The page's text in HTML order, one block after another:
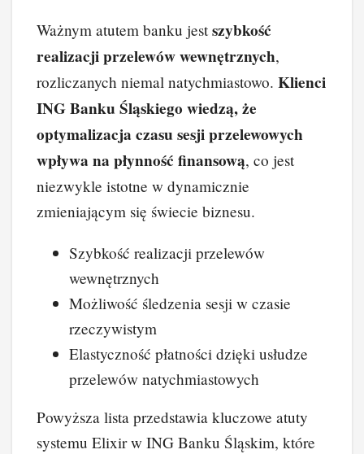
Ważnym atutem banku jest szybkość
realizacji przelewów wewnętrznych,
rozliczanych niemal natychmiastowo. Klienci
ING Banku Śląskiego wiedzą, że
optymalizacja czasu sesji przelewowych
wpływa na płynność finansową, co jest
niezwykle istotne w dynamicznie
zmieniającym się świecie biznesu.
Szybkość realizacji przelewów
wewnętrznych
Możliwość śledzenia sesji w czasie
rzeczywistym
Elastyczność płatności dzięki usłudze
przelewów natychmiastowych
Powyższa lista przedstawia kluczowe atuty
systemu Elixir w ING Banku Śląskim, które